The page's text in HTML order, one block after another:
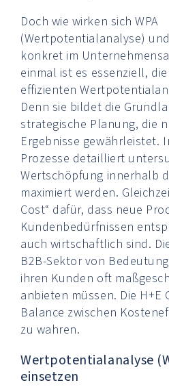
Doch wie wirken sich WPA
(Wertpotentialanalyse)
konkret im
einmal ist es essenziell,
effizienten
Denn sie bildet die
strategische Planung, die
Ergebnisse gewährleistet.
Prozesse detailliert
Wertschöpfung innerhalb
maximiert werden.
Cost“ dafür, dass neue
Kundenbedürfnissen
auch wirtschaftlich sind.
B2B-Sektor von
ihren Kunden oft
anbieten müssen. Die
Balance zwischen
zu wahren.
Wertpotentialanalyse
einsetzen